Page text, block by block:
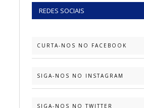
REDES SOCIAIS
CURTA-NOS NO FACEBOOK
SIGA-NOS NO INSTAGRAM
SIGA-NOS NO TWITTER